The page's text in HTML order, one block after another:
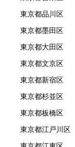
東京都品川区
東京都墨田区
東京都大田区
東京都文京区
東京都新宿区
東京都杉並区
東京都板橋区
東京都江戸川区